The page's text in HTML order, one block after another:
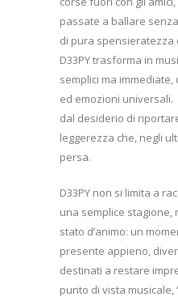
passate a ballare
di pura spensieratezza
D33PY trasforma in
semplici ma
ed emozioni universali.
dal desiderio di
leggerezza che, negli
persa.
D33PY non si limita a
una semplice stagione,
stato d’animo: un
presente appieno,
destinati a restare
punto di vista musicale,